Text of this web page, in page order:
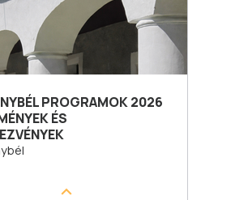
PROGRAMOK 2026
ÉS